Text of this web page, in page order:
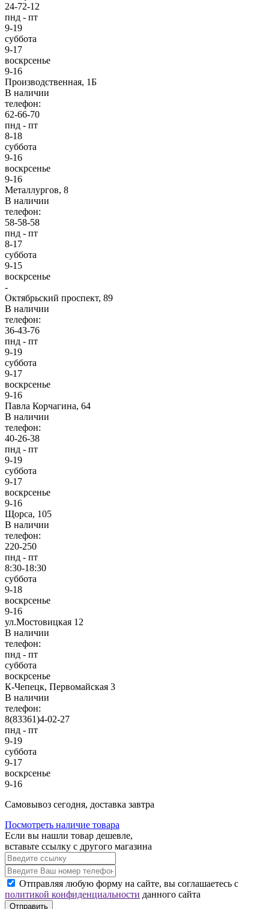
24-72-12
пнд - пт
9-19
суббота
9-17
воскрсенье
9-16
Производственная, 1Б
В наличии
телефон:
62-66-70
пнд - пт
8-18
суббота
9-16
воскрсенье
9-16
Металлургов, 8
В наличии
телефон:
58-58-58
пнд - пт
8-17
суббота
9-15
воскрсенье
-
Октябрьский проспект, 89
В наличии
телефон:
36-43-76
пнд - пт
9-19
суббота
9-17
воскрсенье
9-16
Павла Корчагина, 64
В наличии
телефон:
40-26-38
пнд - пт
9-19
суббота
9-17
воскрсенье
9-16
Щорса, 105
В наличии
телефон:
220-250
пнд - пт
8:30-18:30
суббота
9-18
воскрсенье
9-16
ул.Мостовицкая 12
В наличии
телефон:
пнд - пт
суббота
воскрсенье
К-Чепецк, Первомайская 3
В наличии
телефон:
8(83361)4-02-27
пнд - пт
9-19
суббота
9-17
воскрсенье
9-16
Cамовывоз сегодня, доставка завтра
Посмотреть наличие товара
Если вы нашли товар дешевле,
вставьте ссылку с другого магазина
Отправляя любую форму на сайте, вы соглашаетесь с
политикой конфиденциальности данного сайта
Отправить